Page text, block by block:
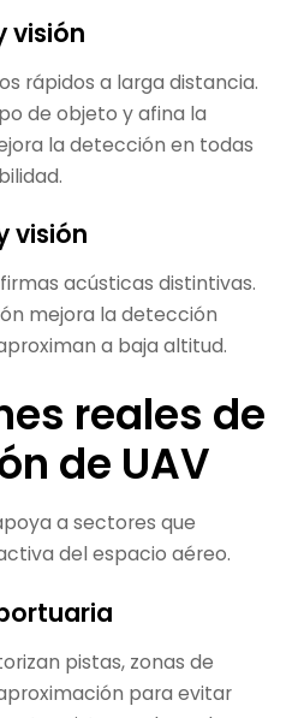
visión
rápidos a larga distancia.
de objeto y afina la
la detección en todas
visión
acústicas distintivas.
mejora la detección
a baja altitud.
reales de
de UAV
a sectores que
del espacio aéreo.
pistas, zonas de
para evitar